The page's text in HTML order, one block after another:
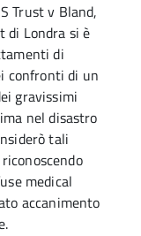
Trust v Bland,
di Londra si è
di
confronti di un
gravissimi
nel disastro
tali
medical
accanimento